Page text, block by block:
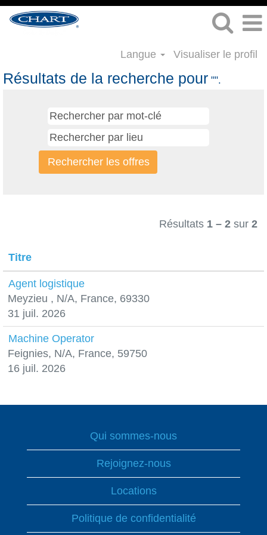
Langue Visualiser le profil
Résultats de la recherche pour "".
Résultats 1 – 2 sur 2
Titre
Agent logistique
Meyzieu , N/A, France, 69330
31 juil. 2026
Machine Operator
Feignies, N/A, France, 59750
16 juil. 2026
Qui sommes-nous
Rejoignez-nous
Locations
Politique de confidentialité